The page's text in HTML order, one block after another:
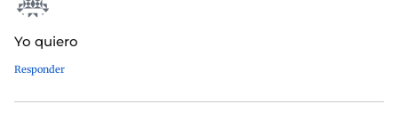
Yo quiero
Responder